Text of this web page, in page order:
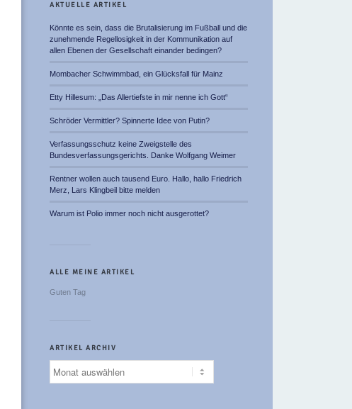
AKTUELLE ARTIKEL
Könnte es sein, dass die Brutalisierung im Fußball und die
zunehmende Regellosigkeit in der Kommunikation auf
allen Ebenen der Gesellschaft einander bedingen?
Mombacher Schwimmbad, ein Glücksfall für Mainz
Etty Hillesum: „Das Allertiefste in mir nenne ich Gott“
Schröder Vermittler? Spinnerte Idee von Putin?
Verfassungsschutz keine Zweigstelle des
Bundesverfassungsgerichts. Danke Wolfgang Weimer
Rentner wollen auch tausend Euro. Hallo, hallo Friedrich
Merz, Lars Klingbeil bitte melden
Warum ist Polio immer noch nicht ausgerottet?
ALLE MEINE ARTIKEL
Guten Tag
ARTIKEL ARCHIV
Artikel
Archiv